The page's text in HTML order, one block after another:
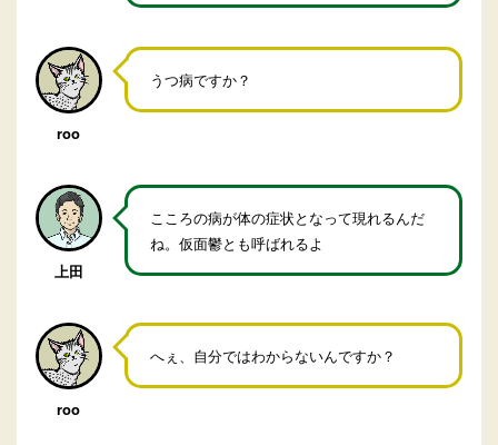
roo
うつ病ですか？
上田
こころの病が体の症状となって現れるんだ
ね。仮面鬱とも呼ばれるよ
roo
へぇ、自分ではわからないんですか？